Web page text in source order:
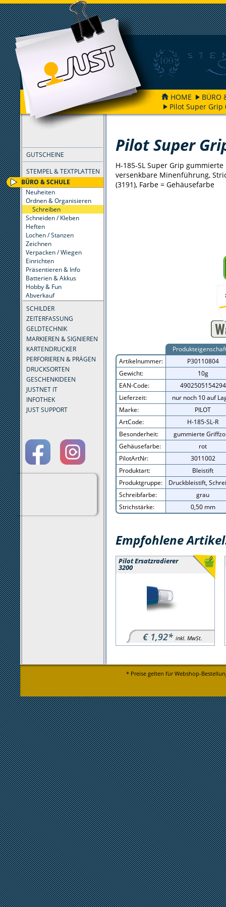
HOME
BÜRO
Pilot Super Grip
GUTSCHEINE
STEMPEL & TEXTPLATTEN
BÜRO & SCHULE
Neuheiten
Ordnen & Organisieren
Schreiben
Schneiden / Kleben
Heften
Lochen / Stanzen
Zeichnen
Verpacken / Wiegen
Einrichten
Präsentieren & Info
Batterien & Akkus
Hobby & Fun
Abverkauf
SCHILDER
ZEITERFASSUNG
GELDTECHNIK
MARKIEREN & SIGNIEREN
KARTENDRUCKER
PERFORIEREN & PRÄGEN
DRUCKSORTEN
GESCHENKIDEEN
JUSTNET IT
INFOTHEK
JUST SUPPORT
FILTER
Pilot Super
H-185-SL Super Grip
versenkbare Minenführung,
(3191), Farbe = Gehäusefarbe
Artikelnummer:
P30110804
Gewicht:
10g
EAN-Code:
4902505154294
Lieferzeit:
nur noch 10 auf
Marke:
PILOT
ArtCode:
H-185-SL-R
Besonderheit:
gummierte
Gehäusefarbe:
rot
PilotArtNr:
3011002
Produktart:
Bleistift
Produktgruppe:
Druckbleistift,
Schreibfarbe:
grau
Strichstärke:
0,50 mm
Empfohlene
Pilot Ersatzradierer
3200
€ 1,92* inkl. MwSt.
* Preise gelten für Webshop-